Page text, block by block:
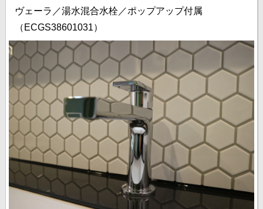
ヴェーラ／湯水混合水栓／ポップアップ付属
（ECGS38601031）